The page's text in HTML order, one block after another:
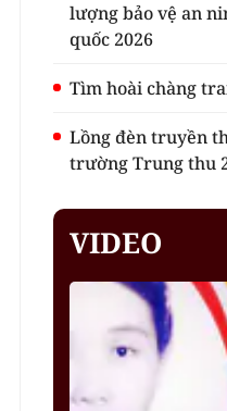
lượng bảo vệ an
quốc 2026
Tìm hoài chàng
Lồng đèn truyền
trường Trung thu
VIDEO